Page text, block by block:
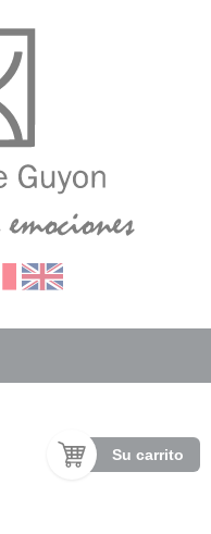
Su carrito